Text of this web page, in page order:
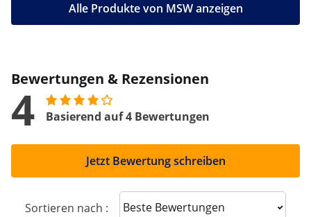
Alle Produkte von MSW anzeigen
Bewertungen & Rezensionen
4 Basierend auf 4 Bewertungen
Jetzt Bewertung schreiben
Sortieren nach : Sort reviews